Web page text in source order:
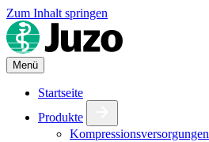
Zum Inhalt springen
Menü
Startseite
Produkte
Kompressionsversorgungen